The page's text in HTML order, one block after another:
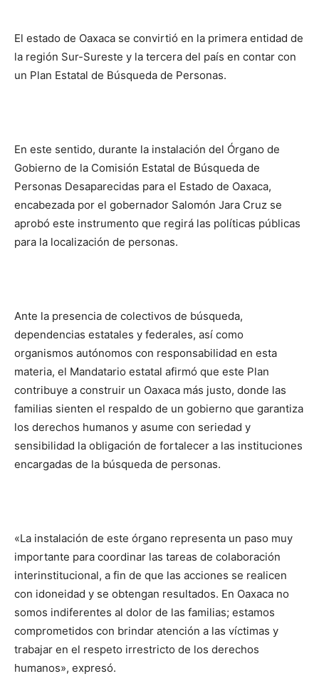
El estado de Oaxaca se convirtió en la primera entidad de
la región Sur-Sureste y la tercera del país en contar con
un Plan Estatal de Búsqueda de Personas.
En este sentido, durante la instalación del Órgano de
Gobierno de la Comisión Estatal de Búsqueda de
Personas Desaparecidas para el Estado de Oaxaca,
encabezada por el gobernador Salomón Jara Cruz se
aprobó este instrumento que regirá las políticas públicas
para la localización de personas.
Ante la presencia de colectivos de búsqueda,
dependencias estatales y federales, así como
organismos autónomos con responsabilidad en esta
materia, el Mandatario estatal afirmó que este Plan
contribuye a construir un Oaxaca más justo, donde las
familias sienten el respaldo de un gobierno que garantiza
los derechos humanos y asume con seriedad y
sensibilidad la obligación de fortalecer a las instituciones
encargadas de la búsqueda de personas.
«La instalación de este órgano representa un paso muy
importante para coordinar las tareas de colaboración
interinstitucional, a fin de que las acciones se realicen
con idoneidad y se obtengan resultados. En Oaxaca no
somos indiferentes al dolor de las familias; estamos
comprometidos con brindar atención a las víctimas y
trabajar en el respeto irrestricto de los derechos
humanos», expresó.